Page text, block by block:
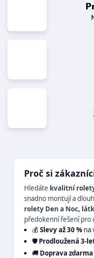
Proč si
Hledáte kvalitní
snadno montují a
rolety Den a Noc,
předokenní řešení pro
💰 Slevy až 30 %na
🛡️ Prodloužená 3-
🚚 Doprava zdarma